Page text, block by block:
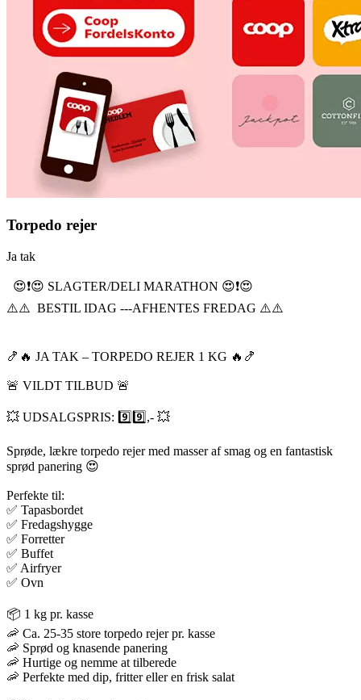
Torpedo rejer
Ja tak
😍❗️😍 SLAGTER/DELI MARATHON 😍❗️😍
⚠️⚠️ BESTIL IDAG ---AFHENTES FREDAG ⚠️⚠️
🍤🔥 JA TAK – TORPEDO REJER 1 KG 🔥🍤
🚨 VILDT TILBUD 🚨
💥 UDSALGSPRIS: 9️⃣9️⃣,- 💥
Sprøde, lækre torpedo rejer med masser af smag og en fantastisk
sprød panering 😍
Perfekte til:
✅ Tapasbordet
✅ Fredagshygge
✅ Forretter
✅ Buffet
✅ Airfryer
✅ Ovn
📦 1 kg pr. kasse
🦐 Ca. 25-35 store torpedo rejer pr. kasse
🦐 Sprød og knasende panering
🦐 Hurtige og nemme at tilberede
🦐 Perfekte med dip, fritter eller en frisk salat